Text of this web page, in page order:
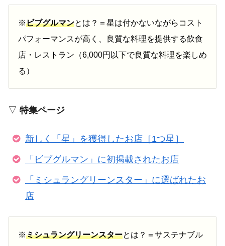
※ビブグルマンとは？＝星は付かないながらコスト
パフォーマンスが高く、良質な料理を提供する飲食
店・レストラン（6,000円以下で良質な料理を楽しめ
る）
▽ 特集ページ
新しく「星」を獲得したお店［1つ星］
「ビブグルマン」に初掲載されたお店
「ミシュラングリーンスター」に選ばれたお
店
※ミシュラングリーンスターとは？＝サステナブル